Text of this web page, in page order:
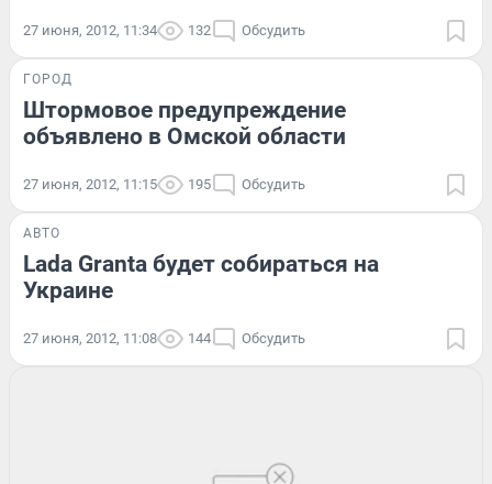
27 июня, 2012, 11:34 132 Обсудить
ГОРОД
Штормовое предупреждение
объявлено в Омской области
27 июня, 2012, 11:15 195 Обсудить
АВТО
Lada Granta будет собираться на
Украине
27 июня, 2012, 11:08 144 Обсудить